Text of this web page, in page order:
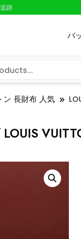
跡
バ
ン 長財布 人気